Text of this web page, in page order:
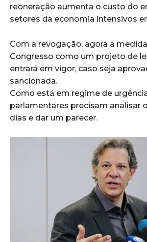
reoneração aumenta o custo do
setores da economia intensivos
Com a revogação, agora a
Congresso como um projeto de
entrará em vigor, caso seja
sancionada.
Como está em regime de
parlamentares precisam analisar
dias e dar um parecer.